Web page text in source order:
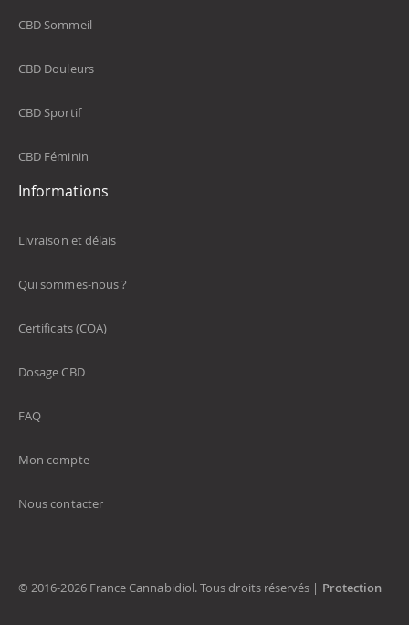
CBD Sommeil
CBD Douleurs
CBD Sportif
CBD Féminin
Informations
Livraison et délais
Qui sommes-nous ?
Certificats (COA)
Dosage CBD
FAQ
Mon compte
Nous contacter
© 2016-2026 France Cannabidiol. Tous droits réservés | Protection